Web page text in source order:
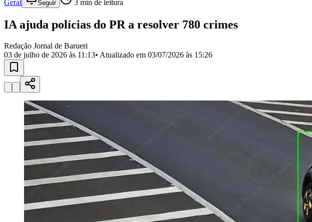
Cultura
Obras
Educação
Bairros de Barueri
Selecione sua região
AldeiaAldeia da Serra
MilitarItapeviJandiraJardim AudirJardim BelvalJardim CalifórniaJardim dos AltosJardim dos
CristinaJardim Maria Helena Jardim Reginalice
OsascoParque dos Camargos Parque VianaPirapora
CondeVila Engenho NovoVila Márcia
Para Sua Empresa
Anuncie no Portal
Guia de Empresas
Divulgar VagasNovo
Publicidade Legal
Negócios Regionais
Turismo
Geral Seguir 3 min de leitura
IA ajuda polícias do PR a resolver 780 crimes
Redação Jornal de Barueri
03 de julho de 2026 às 11:13• Atualizado em 03/07/2026 às 15:26